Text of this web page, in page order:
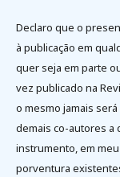
Declaro que o
à publicação em
quer seja em parte
vez publicado na
o mesmo jamais
demais co-autores a
instrumento, em
porventura